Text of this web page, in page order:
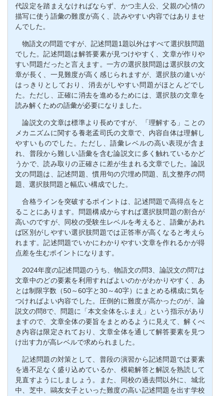
代設定を踏まえなければならず、かつ主人公、父親の心情の
描写に使う語彙の難度が高く、読みやすい内容ではありませ
んでした。
物語文の問題ですが、記述問題1題以外はすべて選択肢問題
でした。記述問題は解答要素が見つけやすく、文章が作りや
すい問題だったと言えます。一方の選択肢問題は選択肢の文
章が長く、一見難度が高く感じられますが、選択肢の違いが
はっきりとしており、消去がしやすい問題がほとんどでし
た。ただし、正確に消去を進めるためには、選択肢の文章を
読み解くための語彙が必要になりました。
論説文の文章は標準より長めですが、「理解する」ことの
メカニズムに関する養老孟司氏の文章で、内容自体は理解し
やすいものでした。ただし、語彙レベルの高い表現が含ま
れ、普段から難しい語彙を含む論説文に多く触れているかど
うかで、読み取りの正確さに差が生まれる文章でした。論説
文の問題は、記述問題、慣用句の穴埋め問題、乱文整序の問
題、選択肢問題と幅広い構成でした。
合格ラインを突破するポイントは、記述問題で高得点をと
ることにあります。問題構成からすれば選択肢問題の割合が
高いのですが、同校の受験生レベルを考えると、語彙があれ
ば区別がしやすい選択肢問題では正答率が高くなると考えら
れます。記述問題でいかにわかりやすい文章を作れるかが得
点差を生むポイントになります。
2024年度の記述問題のうち、物語文の問3、論説文の問7は
文章中のどの要素を利用すればよいのかがわかりやすく、あ
とは制限字数（50～60字と30～40字）にまとめる構成に気を
つければよい内容でした。圧倒的に難度が高かったのが、論
説文の問8で、問題に「本文全体をふまえ」という指示があり
ますので、文章全体の要旨をまとめるように見えて、解くべ
き内容は限定されており、文章全体を通して解答要素を見つ
け出す力が高レベルで求められました。
記述問題の対策として、普段の演習から記述問題では要素
を過不足なく盛り込めているか、模範解答と解説を熟読して
見直すようにしましょう。また、同校の過去問以外に、城北
中、芝中、鷗友女子といった難度の高い記述問題を出す学校